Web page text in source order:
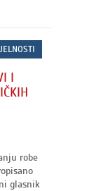
I
robe
glasnik